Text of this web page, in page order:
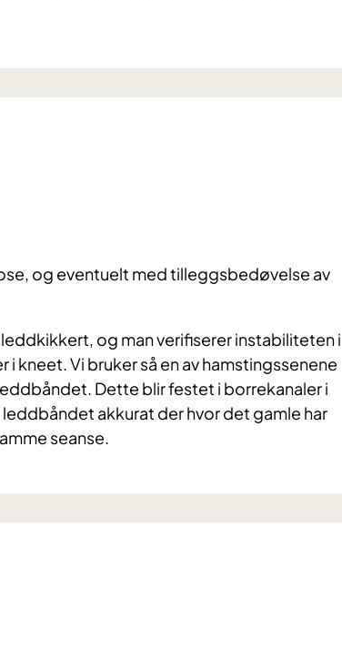
og eventuelt med tilleggsbedøvelse av
og man verifiserer instabiliteten i
kneet. Vi bruker så en av hamstingssenene
Dette blir festet i borrekanaler i
akkurat der hvor det gamle har
seanse.